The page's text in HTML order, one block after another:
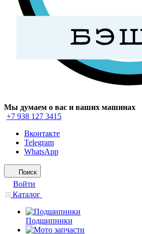
Мы думаем о вас и ваших машинах
+7 938 127 3415
Вконтакте
Telegram
WhatsApp
Поиск
Войти
Каталог
Подшипники